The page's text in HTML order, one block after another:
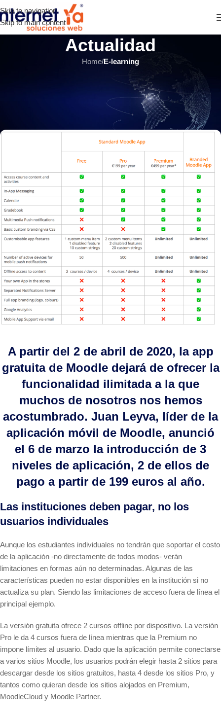
Skip to navigation
Skip to main content
Actualidad
Home/E-learning
ÚLTIMOS ARTÍCULOS
Moodle actualiza planes y tarifas
de su App para móviles
INTERNET YA Soluciones Web el 11 marzo, 2020
A partir del 2 de abril de 2020, la app
gratuita de Moodle dejará de ofrecer la
funcionalidad ilimitada a la que
muchos de nosotros nos hemos
acostumbrado. Juan Leyva, líder de la
aplicación móvil de Moodle, anunció
el 6 de marzo la introducción de 3
niveles de aplicación, 2 de ellos de
pago a partir de 199 euros al año.
Las instituciones deben pagar, no los
usuarios individuales
Aunque los estudiantes individuales no tendrán que soportar el costo
de la aplicación -no directamente de todos modos- verán
limitaciones en formas aún no determinadas. Algunas de las
características pueden no estar disponibles en la institución si no
actualiza su plan. Siendo las limitaciones de acceso fuera de línea el
principal ejemplo.
La versión gratuita ofrece 2 cursos offline por dispositivo. La versión
Pro le da 4 cursos fuera de línea mientras que la Premium no
impone límites al usuario. Dado que la aplicación permite conectarse
a varios sitios Moodle, los usuarios podrán elegir hasta 2 sitios para
descargar desde los sitios gratuitos, hasta 4 desde los sitios Pro, y
tantos como quieran desde los sitios alojados en Premium,
MoodleCloud y Moodle Partner.